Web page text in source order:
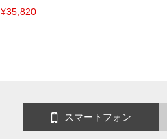
¥35,820
スマートフォン